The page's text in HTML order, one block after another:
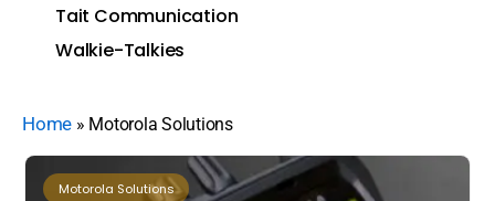
Tait Communication
Walkie-Talkies
Home » Motorola Solutions
Motorola Solutions